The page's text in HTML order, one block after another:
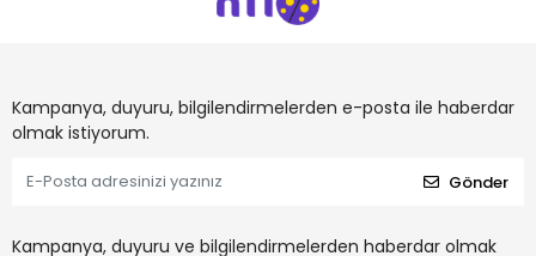
Kampanya, duyuru, bilgilendirmelerden e-posta ile haberdar
olmak istiyorum.
Gönder
Kampanya, duyuru ve bilgilendirmelerden haberdar olmak